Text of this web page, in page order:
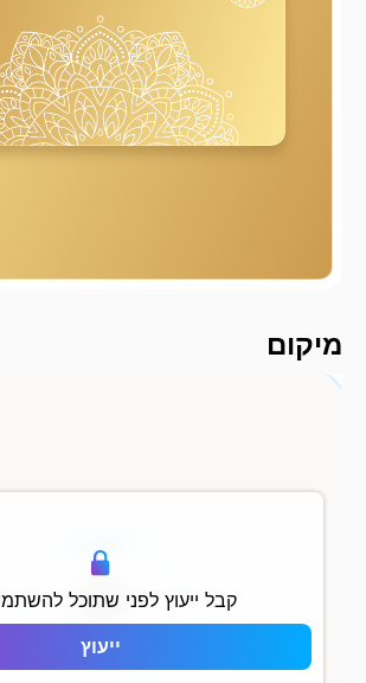
מיקום
קבל ייעוץ לפני שתוכל
ייעוץ
Dünya Şehir Kartal